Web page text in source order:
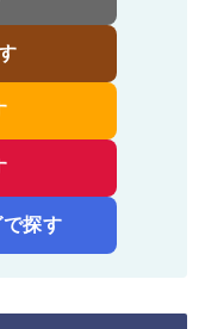
探す